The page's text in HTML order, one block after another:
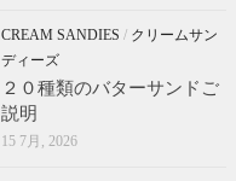
CREAM SANDIES / クリームサン
ディーズ
２０種類のバターサンドご
説明
15 7月, 2026